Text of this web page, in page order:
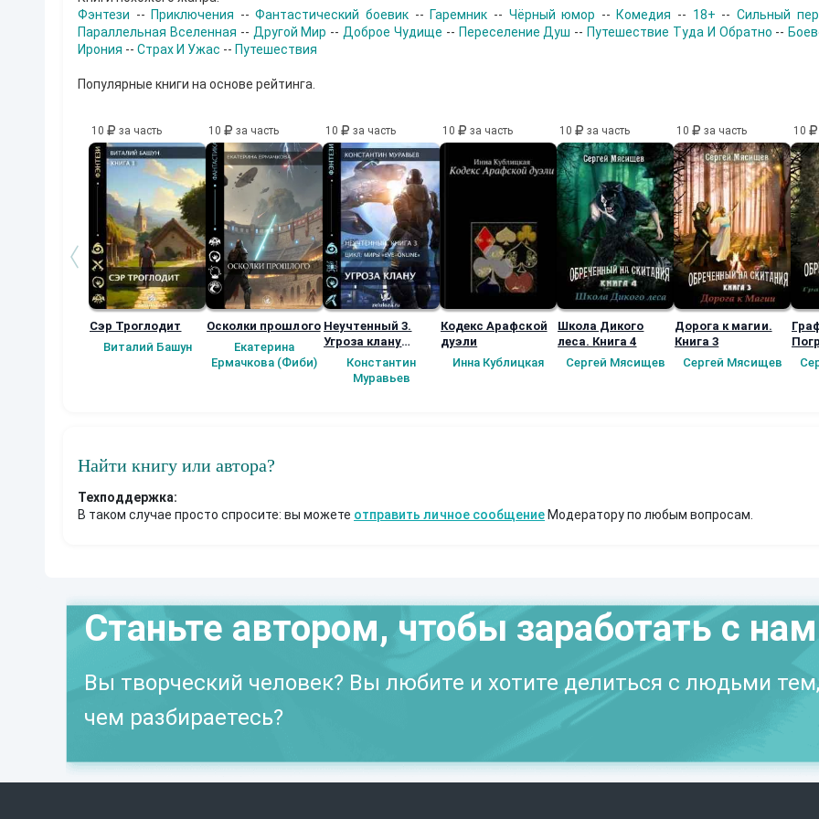
в
л
я
ю
а
в
о
ю
р
ц
е
н
з
и
ю
н
а
п
е
р
в
у
к
г
в
н
ы
е
р
о
й
с
з
Фэнтези -- Приключения --Фантастический боевик -- Гаремник -- Чёрный юмор -- Комедия -- 18+ -- Сильный
Параллельная Вселенная -- Другой Мир -- Доброе Чудище -- Переселение Душ -- Путешествие Туда И Обратно --
Ирония -- Страх И Ужас -- Путешествия
Популярные книги на основе рейтинга.
10 за часть
Сэр Троглодит
Виталий Башун
10 за часть
Осколки прошлого
Екатерина
Ермачкова (Фиби)
10 за часть
Неучтенный 3.
Угроза клану
(Альтернативное
продолжение)
Константин
Муравьев
10 за часть
Кодекс Арафской
дуэли
Инна Кублицкая
10 за часть
Школа Дикого
леса. Книга 4
Сергей Мясищев
10 за часть
Дорога к магии.
Книга 3
Сергей Мясищев
10
Найти книгу или автора?
Техподдержка:
В таком случае просто спросите: вы можете отправить личное сообщение Модератору по любым вопросам.
Станьте автором, чтобы заработать с
Вы творческий человек? Вы любите и хотите делиться с людьми
чем разбираетесь?